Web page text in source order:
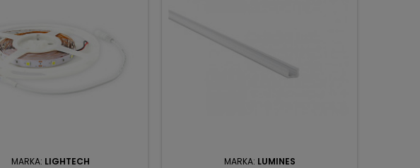
MARKA: LIGHTECH MARKA: LUMINES